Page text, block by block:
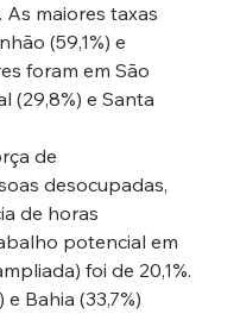
maiores taxas
(59,1%) e
foram em São
(29,8%) e Santa
de
desocupadas,
de horas
potencial em
foi de 20,1%.
e Bahia (33,7%)